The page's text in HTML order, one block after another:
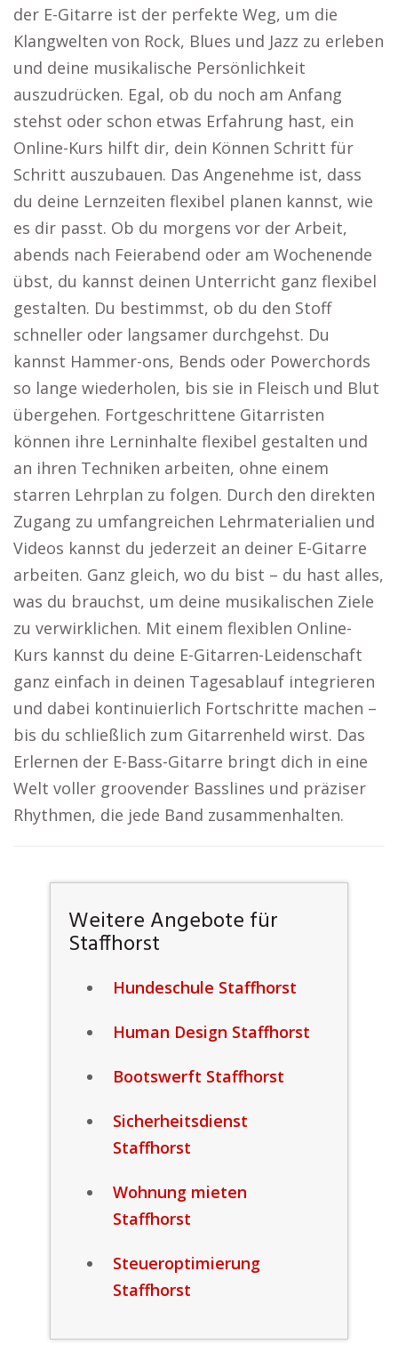
der E-Gitarre ist der perfekte Weg, um die
Klangwelten von Rock, Blues und Jazz zu erleben
und deine musikalische Persönlichkeit
auszudrücken. Egal, ob du noch am Anfang
stehst oder schon etwas Erfahrung hast, ein
Online-Kurs hilft dir, dein Können Schritt für
Schritt auszubauen. Das Angenehme ist, dass
du deine Lernzeiten flexibel planen kannst, wie
es dir passt. Ob du morgens vor der Arbeit,
abends nach Feierabend oder am Wochenende
übst, du kannst deinen Unterricht ganz flexibel
gestalten. Du bestimmst, ob du den Stoff
schneller oder langsamer durchgehst. Du
kannst Hammer-ons, Bends oder Powerchords
so lange wiederholen, bis sie in Fleisch und Blut
übergehen. Fortgeschrittene Gitarristen
können ihre Lerninhalte flexibel gestalten und
an ihren Techniken arbeiten, ohne einem
starren Lehrplan zu folgen. Durch den direkten
Zugang zu umfangreichen Lehrmaterialien und
Videos kannst du jederzeit an deiner E-Gitarre
arbeiten. Ganz gleich, wo du bist – du hast alles,
was du brauchst, um deine musikalischen Ziele
zu verwirklichen. Mit einem flexiblen Online-
Kurs kannst du deine E-Gitarren-Leidenschaft
ganz einfach in deinen Tagesablauf integrieren
und dabei kontinuierlich Fortschritte machen –
bis du schließlich zum Gitarrenheld wirst. Das
Erlernen der E-Bass-Gitarre bringt dich in eine
Welt voller groovender Basslines und präziser
Rhythmen, die jede Band zusammenhalten.
Weitere Angebote für
Staffhorst
Hundeschule Staffhorst
Human Design Staffhorst
Bootswerft Staffhorst
Sicherheitsdienst
Staffhorst
Wohnung mieten
Staffhorst
Steueroptimierung
Staffhorst